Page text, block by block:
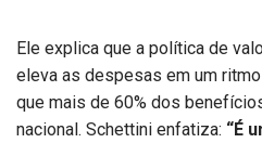
Ele explica que a política de
eleva as despesas em um
que mais de 60% dos
nacional. Schettini enfatiza: “É